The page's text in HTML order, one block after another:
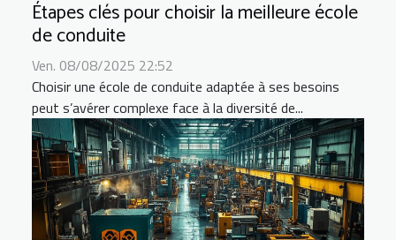
Étapes clés pour choisir la meilleure école
de conduite
Ven. 08/08/2025 22:52
Choisir une école de conduite adaptée à ses besoins
peut s’avérer complexe face à la diversité de...